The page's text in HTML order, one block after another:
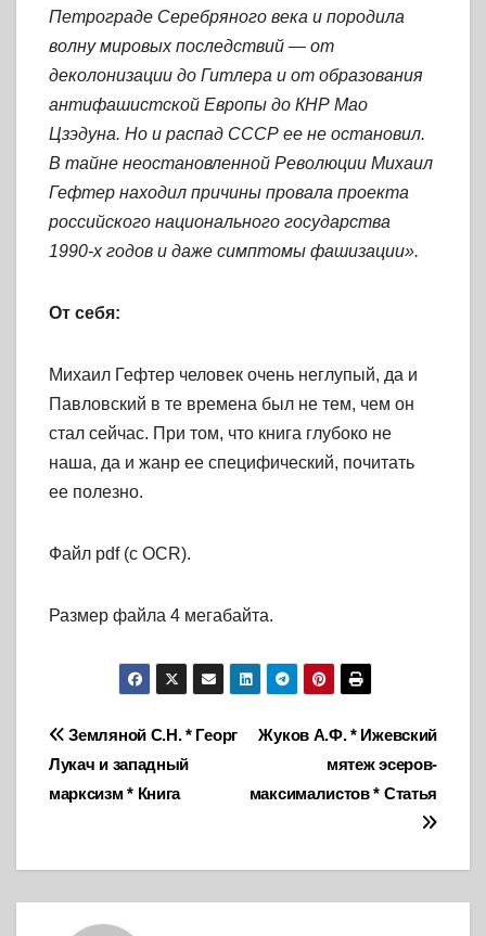
Петрограде Серебряного века и породила
волну мировых последствий — от
деколонизации до Гитлера и от образования
антифашистской Европы до КНР Мао
Цзэдуна. Но и распад СССР ее не остановил.
В тайне неостановленной Революции Михаил
Гефтер находил причины провала проекта
российского национального государства
1990-х годов и даже симптомы фашизации».
От себя:
Михаил Гефтер человек очень неглупый, да и
Павловский в те времена был не тем, чем он
стал сейчас. При том, что книга глубоко не
наша, да и жанр ее специфический, почитать
ее полезно.
Файл pdf (с OCR).
Размер файла 4 мегабайта.
Навигация
по
Жуков А.Ф. * Ижевский
мятеж эсеров-
максималистов * Статья
Земляной С.Н. * Георг
Лукач и западный
марксизм * Книга